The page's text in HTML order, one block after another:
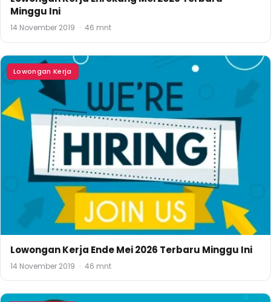
Minggu Ini
14 November 2019 · 46 mnt
Lowongan Kerja
Lowongan Kerja Ende Mei 2026 Terbaru Minggu Ini
14 November 2019 · 46 mnt